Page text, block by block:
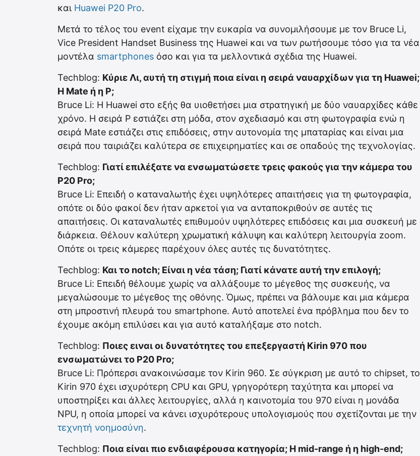
και Huawei P20 Pro.
Μετά το τέλος του event είχαμε την ευκαρία να συνομιλήσουμε με τον Bruce Li,
Vice President Handset Business της Huawei και να των ρωτήσουμε τόσο για τα νέα
μοντέλα smartphones όσο και για τα μελλοντικά σχέδια της Huawei.
Techblog: Κύριε Λι, αυτή τη στιγμή ποια είναι η σειρά ναυαρχίδων για τη Huawei;
H Mate ή η P;
Bruce Li: Η Huawei στο εξής θα υιοθετήσει μια στρατηγική με δύο ναυαρχίδες κάθε
χρόνο. Η σειρά P εστιάζει στη μόδα, στον σχεδιασμό και στη φωτογραφία ενώ η
σειρά Mate εστιάζει στις επιδόσεις, στην αυτονομία της μπαταρίας και είναι μια
σειρά που ταιριάζει καλύτερα σε επιχειρηματίες και σε οπαδούς της τεχνολογίας.
Techblog: Γιατί επιλέξατε να ενσωματώσετε τρεις φακούς για την κάμερα του
P20 Pro;
Bruce Li: Επειδή ο καταναλωτής έχει υψηλότερες απαιτήσεις για τη φωτογραφία,
οπότε οι δύο φακοί δεν ήταν αρκετοί για να ανταποκριθούν σε αυτές τις
απαιτήσεις. Οι καταναλωτές επιθυμούν υψηλότερες επιδόσεις και μια συσκευή με
διάρκεια. Θέλουν καλύτερη χρωματική κάλυψη και καλύτερη λειτουργία zoom.
Οπότε οι τρεις κάμερες παρέχουν όλες αυτές τις δυνατότητες.
Techblog: Και το notch; Είναι η νέα τάση; Γιατί κάνατε αυτή την επιλογή;
Bruce Li: Επειδή θέλουμε χωρίς να αλλάξουμε το μέγεθος της συσκευής, να
μεγαλώσουμε το μέγεθος της οθόνης. Όμως, πρέπει να βάλουμε και μια κάμερα
στη μπροστινή πλευρά του smartphone. Αυτό αποτελεί ένα πρόβλημα που δεν το
έχουμε ακόμη επιλύσει και για αυτό καταλήξαμε στο notch.
Techblog: Ποιες ειναι οι δυνατότητες του επεξεργαστή Kirin 970 που
ενσωματώνει το P20 Pro;
Bruce Li: Πρόπερσι ανακοινώσαμε τον Kirin 960. Σε σύγκριση με αυτό το chipset, το
Kirin 970 έχει ισχυρότερη CPU και GPU, γρηγορότερη ταχύτητα και μπορεί να
υποστηρίξει και άλλες λειτουργίες, αλλά η καινοτομία του 970 είναι η μονάδα
NPU, η οποία μπορεί να κάνει ισχυρότερους υπολογισμούς που σχετίζονται με την
τεχνητή νοημοσύνη.
Techblog: Ποια είναι πιο ενδιαφέρουσα κατηγορία; Η mid-range ή η high-end;